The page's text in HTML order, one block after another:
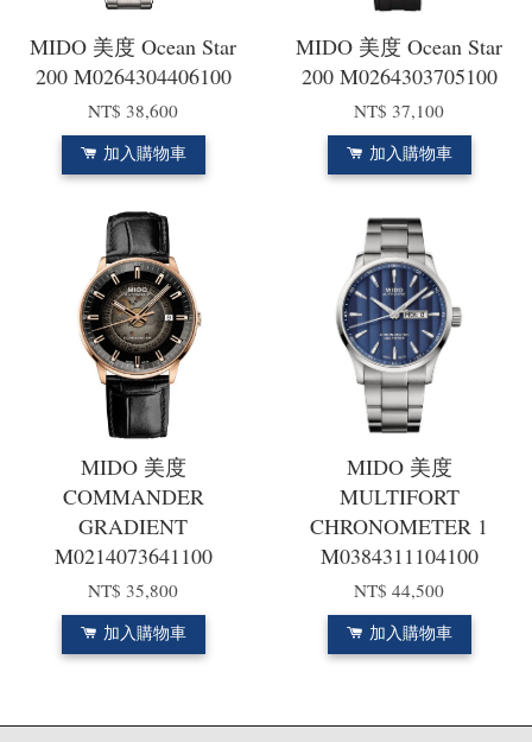
MIDO 美度 Ocean Star
200 M0264304406100
NT$ 38,600
加入購物車
MIDO 美度 Ocean Star
200 M0264303705100
NT$ 37,100
加入購物車
MIDO 美度
COMMANDER
GRADIENT
M0214073641100
NT$ 35,800
加入購物車
MIDO 美度
MULTIFORT
CHRONOMETER 1
M0384311104100
NT$ 44,500
加入購物車